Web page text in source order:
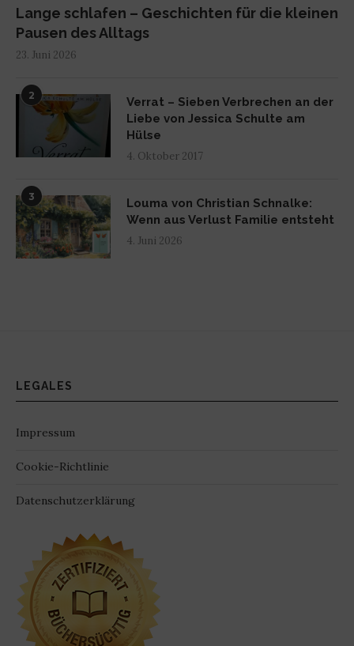
Lange schlafen – Geschichten für die kleinen
Pausen des Alltags
23. Juni 2026
2
Verrat – Sieben Verbrechen an der
Liebe von Jessica Schulte am
Hülse
4. Oktober 2017
3
Louma von Christian Schnalke:
Wenn aus Verlust Familie entsteht
4. Juni 2026
LEGALES
Impressum
Cookie-Richtlinie
Datenschutzerklärung